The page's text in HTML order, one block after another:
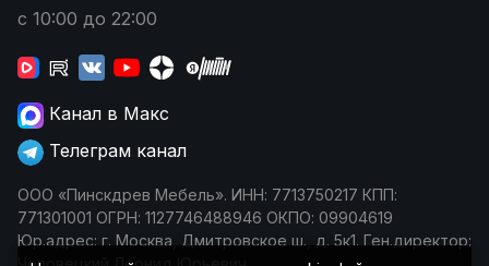
с 10:00 до 22:00
Канал в Макс
Телеграм канал
ООО «Пинскдрев Мебель». ИНН: 7713750217 КПП:
771301001 ОГРН: 1127746488946 ОКПО: 09904619
Юр.адрес: г. Москва, Дмитровское ш., д. 5к1. Ген.директор: